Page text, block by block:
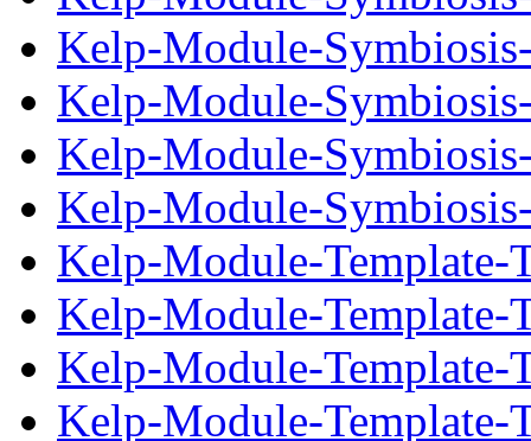
Kelp-Module-
Kelp-Module-
Kelp-Module-
Kelp-Module-
Kelp-Module-Template-
Kelp-Module-Template-
Kelp-Module-Template-
Kelp-Module-Template-